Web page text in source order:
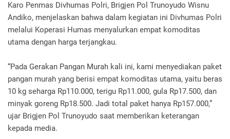
Karo Penmas Divhumas Polri, Brigjen Pol Trunoyudo Wisnu
Andiko, menjelaskan bahwa dalam kegiatan ini Divhumas Polri
melalui Koperasi Humas menyalurkan empat komoditas
utama dengan harga terjangkau.
“Pada Gerakan Pangan Murah kali ini, kami menyediakan paket
pangan murah yang berisi empat komoditas utama, yaitu beras
10 kg seharga Rp110.000, terigu Rp11.000, gula Rp17.500, dan
minyak goreng Rp18.500. Jadi total paket hanya Rp157.000,”
ujar Brigjen Pol Trunoyudo saat memberikan keterangan
kepada media.